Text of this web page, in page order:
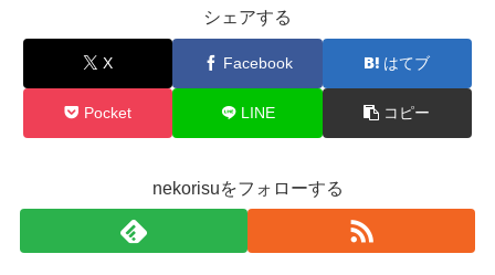
シェアする
X Facebook はてブ
Pocket LINE コピー
nekorisuをフォローする